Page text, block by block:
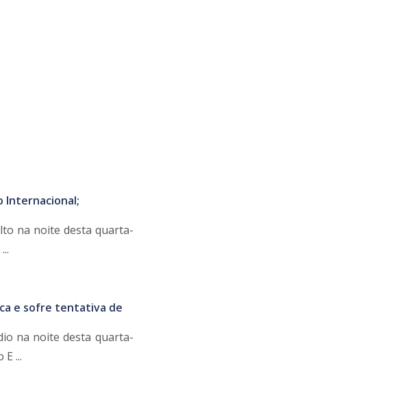
Internacional;
na noite desta quarta-
e sofre tentativa de
na noite desta quarta-
...